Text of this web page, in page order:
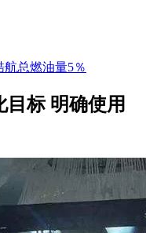
航总燃油量5％
标 明确使用